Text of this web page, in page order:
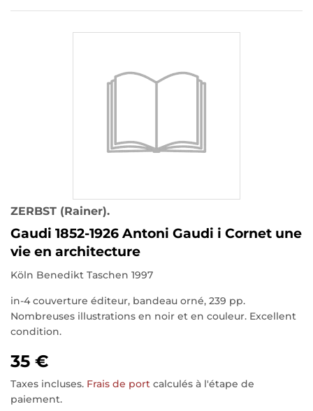
ZERBST (Rainer).
Gaudi 1852-1926 Antoni Gaudi i Cornet une
vie en architecture
Köln Benedikt Taschen 1997
in-4 couverture éditeur, bandeau orné, 239 pp.
Nombreuses illustrations en noir et en couleur. Excellent
condition.
35 €
Taxes incluses. Frais de port calculés à l'étape de
paiement.